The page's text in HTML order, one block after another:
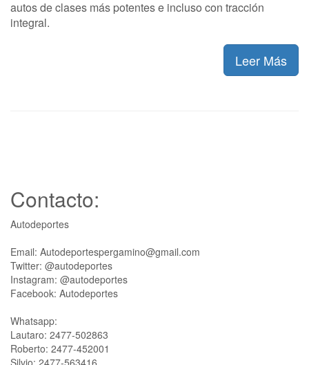
autos de clases más potentes e incluso con tracción
integral.
Leer Más
Contacto:
Autodeportes
Email: Autodeportespergamino@gmail.com
Twitter: @autodeportes
Instagram: @autodeportes
Facebook: Autodeportes
Whatsapp:
Lautaro: 2477-502863
Roberto: 2477-452001
Silvio: 2477-563416